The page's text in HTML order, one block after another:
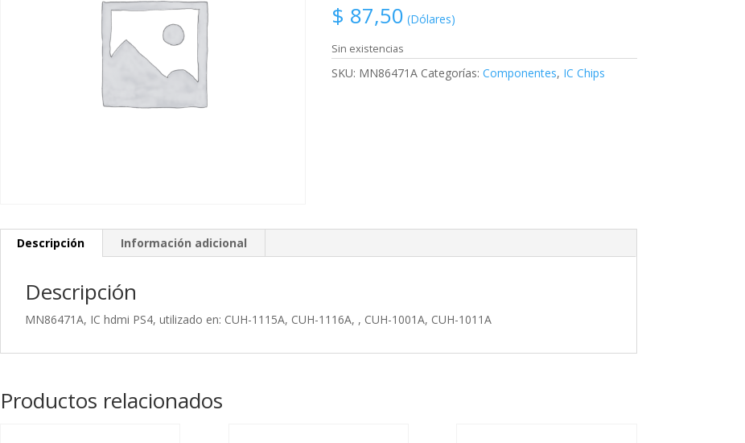
$ 87,50 (Dólares)
Sin existencias
SKU: MN86471A Categorías: Componentes, IC Chips
Descripción Información adicional
Descripción
MN86471A, IC hdmi PS4, utilizado en: CUH-1115A, CUH-1116A, , CUH-1001A, CUH-1011A
Productos relacionados